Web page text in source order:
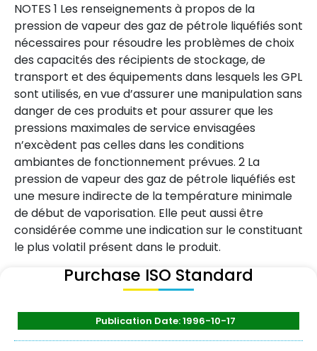
NOTES 1 Les renseignements à propos de la
pression de vapeur des gaz de pétrole liquéfiés sont
nécessaires pour résoudre les problèmes de choix
des capacités des récipients de stockage, de
transport et des équipements dans lesquels les GPL
sont utilisés, en vue d’assurer une manipulation sans
danger de ces produits et pour assurer que les
pressions maximales de service envisagées
n’excèdent pas celles dans les conditions
ambiantes de fonctionnement prévues. 2 La
pression de vapeur des gaz de pétrole liquéfiés est
une mesure indirecte de la température minimale
de début de vaporisation. Elle peut aussi être
considérée comme une indication sur le constituant
le plus volatil présent dans le produit.
Purchase ISO Standard
Publication Date: 1996-10-17